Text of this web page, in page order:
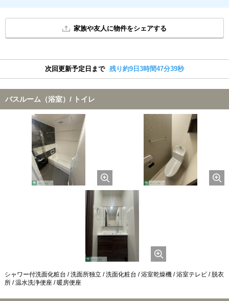
家族や友人に物件をシェアする
次回更新予定日まで 残り約9日3時間47分38秒
バスルーム（浴室）/ トイレ
シャワー付洗面化粧台 / 洗面所独立 / 洗面化粧台 / 浴室乾燥機 / 浴室テレビ / 脱衣
所 / 温水洗浄便座 / 暖房便座